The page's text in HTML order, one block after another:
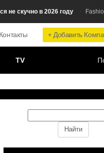
в 2026 году Fashion
+ Добавить
Контакты
TV